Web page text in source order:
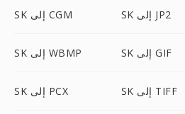
SK إلى CGM SK إلى JP2
SK إلى WBMP SK إلى GIF
SK إلى PCX SK إلى TIFF